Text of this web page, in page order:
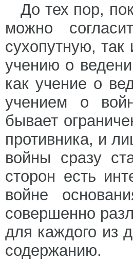
До тех пор,
можно
сухопутную,
учению о
как учение о
учением о
бывает
противника, и
войны сразу
сторон есть
войне
совершенно
для каждого из
содержанию.